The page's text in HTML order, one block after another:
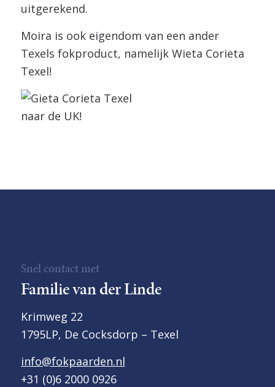
uitgerekend.
Moira is ook eigendom van een ander
Texels fokproduct, namelijk Wieta Corieta
Texel!
Snel contact met
Familie van der Linde
Krimweg 22
1795LP, De Cocksdorp – Texel
info@fokpaarden.nl
+31 (0)6 2000 0926